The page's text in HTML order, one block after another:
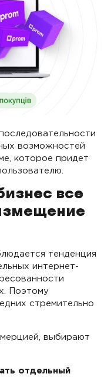
возможностей
которое придет
все
тенденция
интернет-
Поэтому
стремительно
выбирают
отдельный